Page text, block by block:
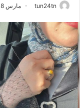
tun24tn مارس 18, 2025